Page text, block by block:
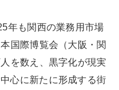
も関西の業務用市場
国際博覧会（大阪・関
を数え、黒字化が現実
心に新たに形成する街